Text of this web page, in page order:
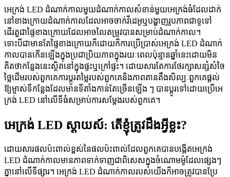
អេក្រង់ LED ដំណាក់កាលមួយដំណាក់កាលសំខាន់មួយអេក្រង់ធំដែលដាក់
នៅខាងក្រោយដំណាក់កាលដែលអាចចាក់វីដេអូឬបង្ហាញរូបភាពជាទូទៅ
ដើរតួជាផ្ទៃខាងក្រោយដែលអាចលៃតម្រូវបានសម្រាប់ដំណាក់កាល។
ទោះបីជាមានតែផ្ទៃខាងក្រោយក៏ដោយក៏ការប្រើប្រាស់អេក្រង់ LED ដំណាក់
កាលបានកើនឡើងក្នុងប្រជាប្រិយភាពក្នុងរយៈពេលប៉ុន្មានឆ្នាំនេះដោយមិន
គិតថាកន្លែងនេះស្ថិតនៅក្នុងផ្ទះឬក្រៅផ្ទះ។ ដោយសារតែការថែរក្សាសន្សំសំចៃ
ថ្លៃដើមរបស់ពួកគេការប្តូរតម្លៃរបស់ពួកគេនិងភាពតានតឹងសិល្បៈពួកគេផ្តល់
ឱ្យម្ចាស់ទីកន្លែងដែលមានទីតាំងកាន់តែច្រើនឡើង ៗ បានប្តូរទៅដោយប្រើអេ
ក្រង់ LED នៅលើទីធំសម្រាប់ការសម្តែងរបស់ពួកគេ។
អេក្រង់ LED ស្តាយស៍: តើខ្ញុំត្រូវដឹងអ្វីខ្លះ?
ដោយសារផលប៉ះពាល់ខ្ពស់នៃផលប៉ះពាល់ដែលពួកគេបានបង្កើតអេក្រង់
LED ដំណាក់កាលមានភាពទាក់ទាញជាពិសេសក្នុងចំណោមម៉ូដែលផ្សេងៗ
គ្នានៅលើទីផ្សារ។ អេក្រង់ LED ដំណាក់កាលរបស់យើងក៏អាចត្រូវបានប្រែ